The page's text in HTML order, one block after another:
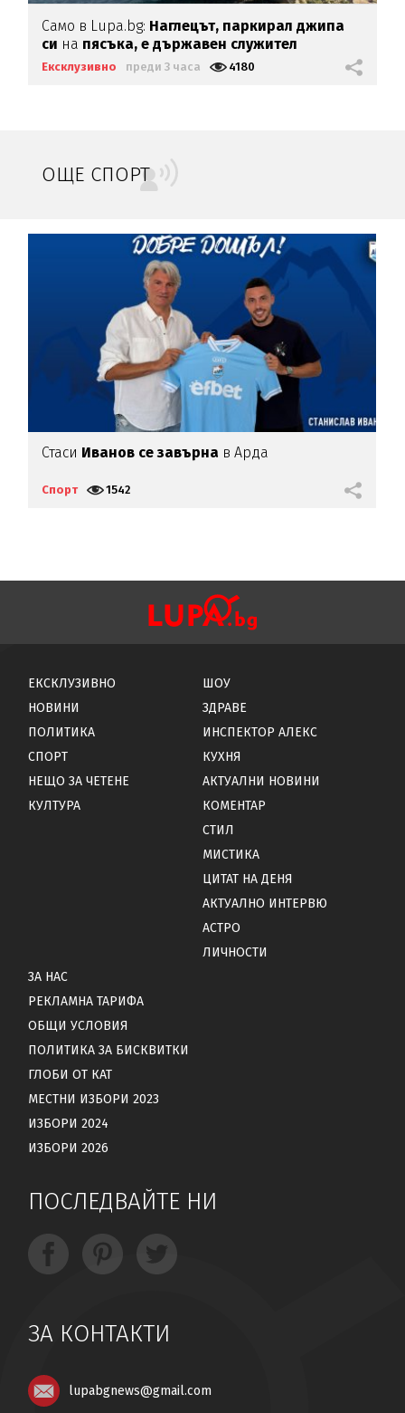
Само в Lupa.bg: Наглецът, паркирал джипа
си на пясъка, е държавен служител
Ексклузивно преди 3 часа 4180
ОЩЕ СПОРТ
Стаси Иванов се завърна в Арда
Спорт 1542
ЕКСКЛУЗИВНО
НОВИНИ
ПОЛИТИКА
СПОРТ
НЕЩО ЗА ЧЕТЕНЕ
КУЛТУРА
ШОУ
ЗДРАВЕ
ИНСПЕКТОР АЛЕКС
КУХНЯ
АКТУАЛНИ НОВИНИ
КОМЕНТАР
СТИЛ
МИСТИКА
ЦИТАТ НА ДЕНЯ
АКТУАЛНО ИНТЕРВЮ
АСТРО
ЛИЧНОСТИ
ЗА НАС
РЕКЛАМНА ТАРИФА
ОБЩИ УСЛОВИЯ
ПОЛИТИКА ЗА БИСКВИТКИ
ГЛОБИ ОТ КАТ
МЕСТНИ ИЗБОРИ 2023
ИЗБОРИ 2024
ИЗБОРИ 2026
ПОСЛЕДВАЙТЕ НИ
ЗА КОНТАКТИ
lupabgnews@gmail.com